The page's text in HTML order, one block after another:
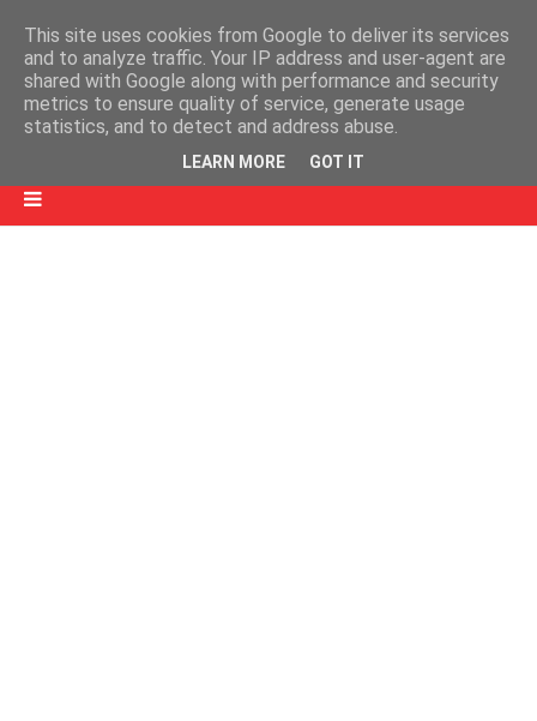
This site uses cookies from Google to deliver its services
and to analyze traffic. Your IP address and user-agent are
shared with Google along with performance and security
metrics to ensure quality of service, generate usage
statistics, and to detect and address abuse.
LEARN MORE GOT IT